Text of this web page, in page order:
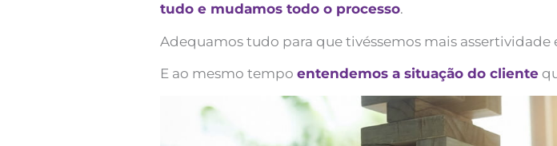
tudo e mudamos todo o processo.
Adequamos tudo para que tivéssemos mais assertividade
E ao mesmo tempo entendemos a situação do cliente